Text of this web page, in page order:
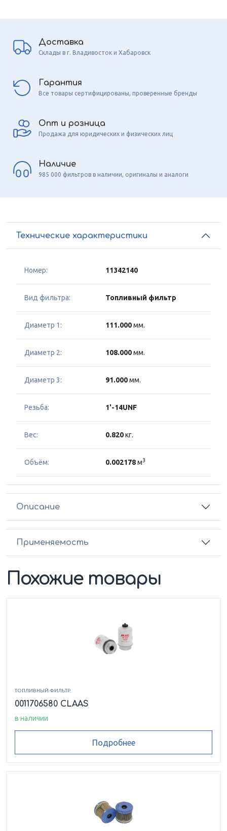
Доставка
Склады в г. Владивосток и Хабаровск
Гарантия
Все товары сертифицированы, проверенные бренды
Опт и розница
Продажа для юридических и физических лиц
Наличие
985 000 фильтров в наличии, оригиналы и аналоги
Технические характеристики
Номер: 11342140
Вид фильтра: Топливный фильтр
Диаметр 1: 111.000мм.
Диаметр 2: 108.000мм.
Диаметр 3: 91.000мм.
Резьба: 1'-14UNF
Вес: 0.820кг.
Объём: 0.002178м3
Описание
Применяемость
Похожие товары
ТОПЛИВНЫЙ ФИЛЬТР
0011706580 CLAAS
в наличии
Подробнее